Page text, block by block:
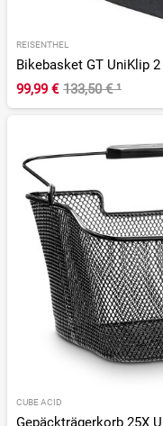
REISENTHEL
Bikebasket GT UniKlip
99,99 € 133,50 €¹
CUBE ACID
Gepäckträgerkorb 25X